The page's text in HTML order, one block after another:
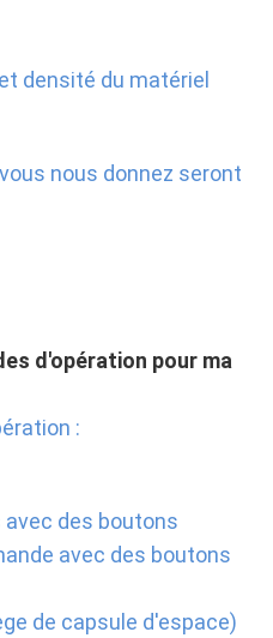
densité du matériel
nous donnez seront
d'opération pour ma
:
des boutons
avec des boutons
de capsule d'espace)